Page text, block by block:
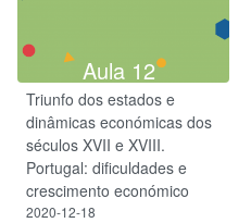
Aula 12
Triunfo dos estados e
dinâmicas económicas dos
séculos XVII e XVIII.
Portugal: dificuldades e
crescimento económico
2020-12-18